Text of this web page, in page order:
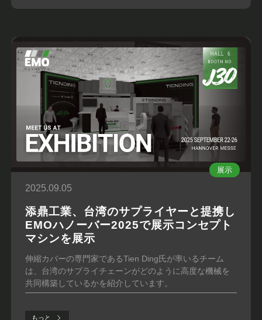
展示
2025.09.05
添鼎工業、台湾のサプライヤーと提携し
EMOハノーバー2025で展示コンセプト
マシンを展示
伸縮カバーの専門家であるTien Ding氏が率いるチーム
は、台湾のサプライチェーンがどのように高度な機械を
共同構築しているかを紹介しています。
もっと